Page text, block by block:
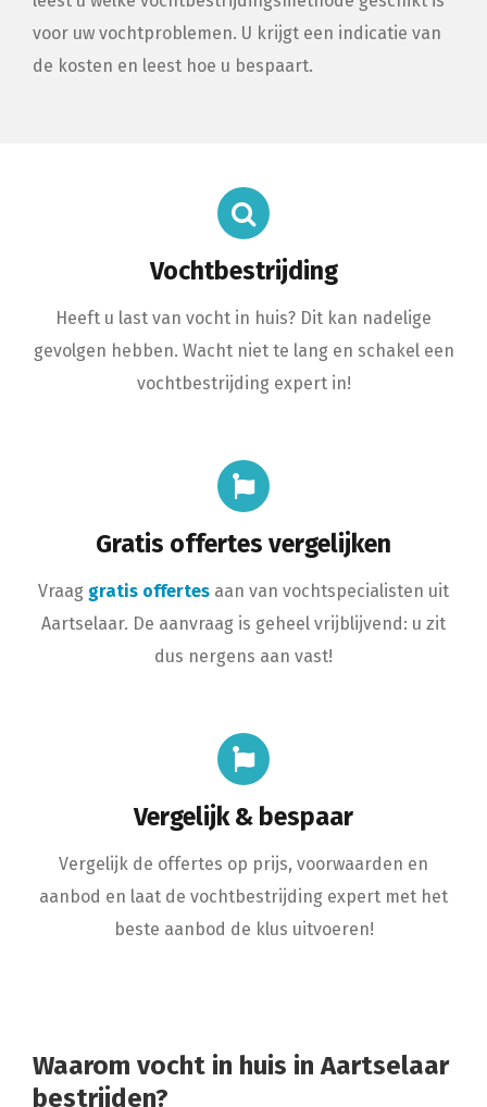
voor uw vochtproblemen. U krijgt een indicatie van
de kosten en leest hoe u bespaart.
Vochtbestrijding
Heeft u last van vocht in huis? Dit kan nadelige
gevolgen hebben. Wacht niet te lang en schakel een
vochtbestrijding expert in!
Gratis offertes vergelijken
Vraag gratis offertes aan van vochtspecialisten uit
Aartselaar. De aanvraag is geheel vrijblijvend: u zit
dus nergens aan vast!
Vergelijk & bespaar
Vergelijk de offertes op prijs, voorwaarden en
aanbod en laat de vochtbestrijding expert met het
beste aanbod de klus uitvoeren!
Waarom vocht in huis in Aartselaar
bestrijden?